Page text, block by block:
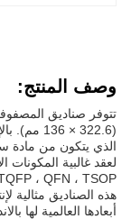
وصف المنتج:
(322.6 ×
TQFP ، QFN ، TSOP و SOIC.
هذه الصناديق مثالية
أبعادها العالمية لها